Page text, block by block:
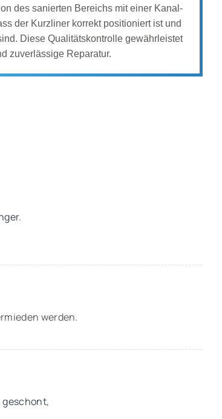
des sanierten Bereichs mit einer Kanal-
der Kurzliner korrekt positioniert ist und
Diese Qualitätskontrolle gewährleistet
zuverlässige Reparatur.
werden.
geschont,